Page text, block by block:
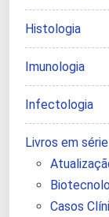
Histologia
Imunologia
Infectologia
Livros em série
Casos